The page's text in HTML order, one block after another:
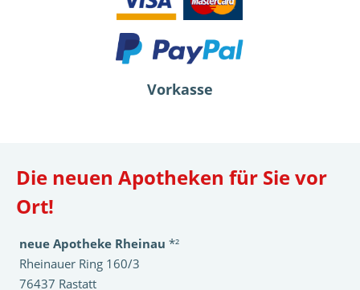
Vorkasse
Die neuen Apotheken für Sie vor
Ort!
neue Apotheke Rheinau *²
Rheinauer Ring 160/3
76437 Rastatt